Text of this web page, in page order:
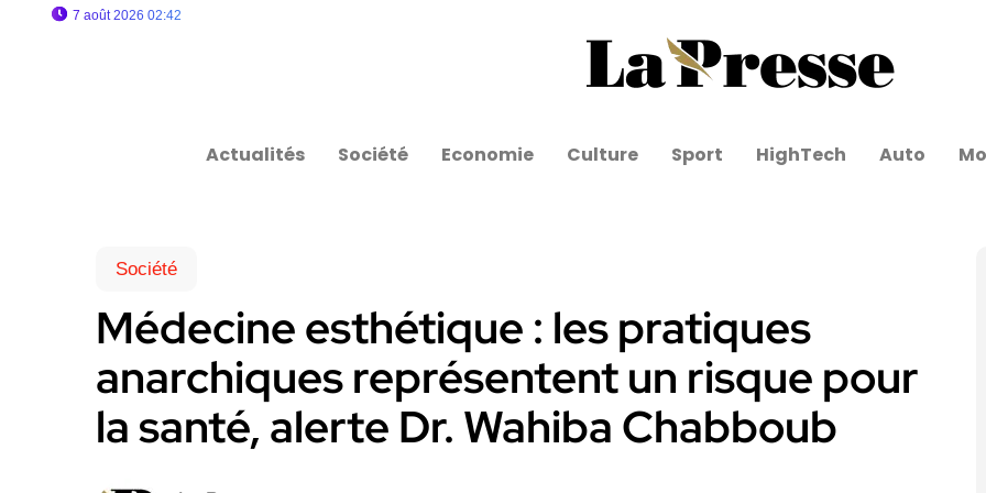
7 août 2026 02:42
Actualités Société Economie Culture Sport HighTech Auto
Société
Médecine esthétique : les pratiques
anarchiques représentent un risque pour
la santé, alerte Dr. Wahiba Chabboub